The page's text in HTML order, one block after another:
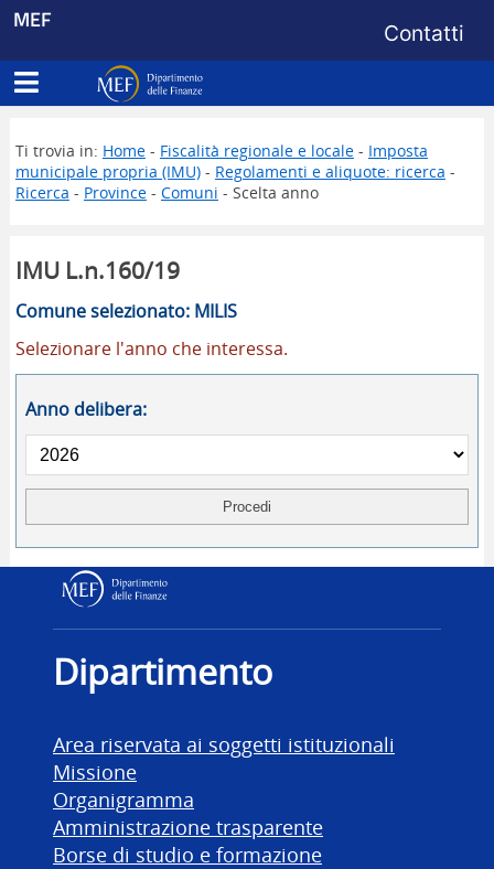
MEF Menu di
Contatti
Apri menu principale
Dipartimento delle Finanze
Ti trovia in: Home- Fiscalità regionale e locale- Imposta
municipale propria (IMU)- Regolamenti e aliquote: ricerca -
Ricerca - Province- Comuni - Scelta anno
IMU L.n.160/19
Comune selezionato: MILIS
Selezionare l'anno che interessa.
Anno delibera:
Dipartimento delle
Dipartimento
Area riservata ai soggetti istituzionali
Missione
Organigramma
Amministrazione trasparente
Borse di studio e formazione